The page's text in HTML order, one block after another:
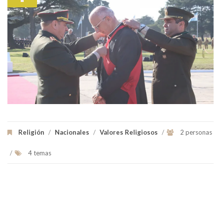
Religión / Nacionales / Valores Religiosos / 2 personas
/ 4 temas